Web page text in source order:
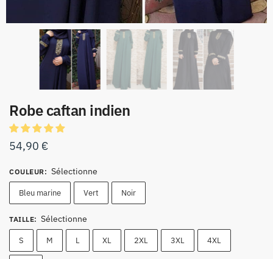
Robe caftan indien
54,90 €
COULEUR: Sélectionne
Bleu marine Vert Noir
TAILLE: Sélectionne
S M L XL 2XL 3XL 4XL